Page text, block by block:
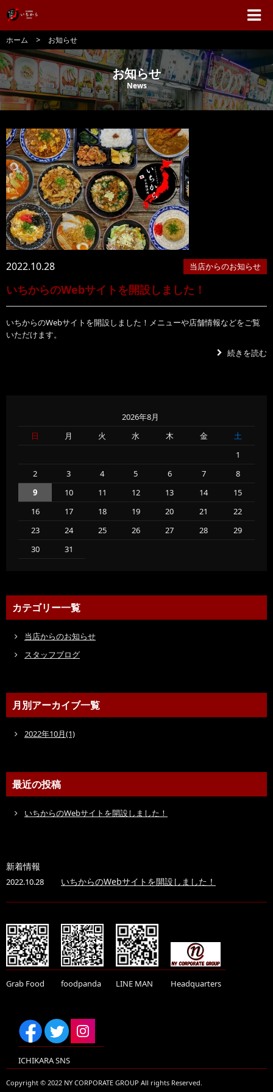
ホーム > お知らせ
お知らせ
News
いちからのWebサイトを開設しました！
2022.10.28 当店からのお知らせ
いちからのWebサイトを開設しました！メニューや店舗情報などをご覧
いただけます。
続きを読む
2026年8月
日
月 火 水 木 金
土
1
2
3 4 5 6 7
8
9
10 11 12 13 14
15
16
17 18 19 20 21
22
23
24 25 26 27 28
29
30
31
カテゴリー一覧
当店からのお知らせ
スタッフブログ
月別アーカイブ一覧
2022年10月(1)
最近の投稿
いちからのWebサイトを開設しました！
新着情報
2022.10.28 いちからのWebサイトを開設しました！
Grab Food foodpanda LINE MAN Headquarters
ICHIKARA SNS
Copyright © 2022 NY CORPORATE GROUP All rights Reserved.